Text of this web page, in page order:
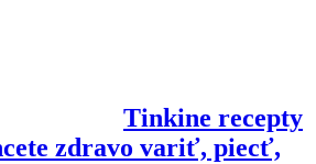
Tinkine recepty
zdravo variť, piecť,